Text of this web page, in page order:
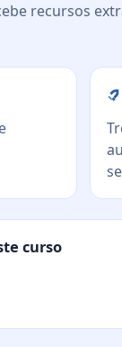
recursos
curso